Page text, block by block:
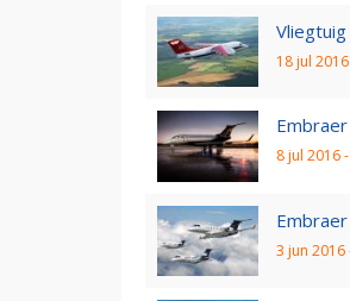
18 jul
8 jul 2016
3 jun 2016